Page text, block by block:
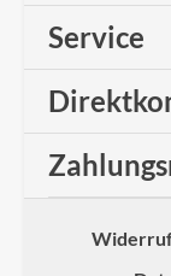
Service